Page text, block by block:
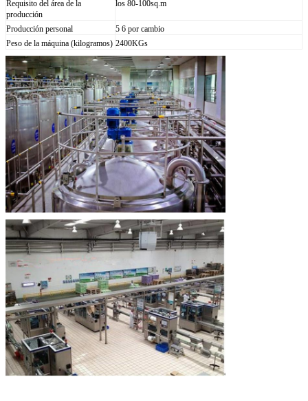
Requisito del área de la
producción
los 80-100sq.m
Producción personal
5 6 por cambio
Peso de la máquina (kilogramos) 2400KGs